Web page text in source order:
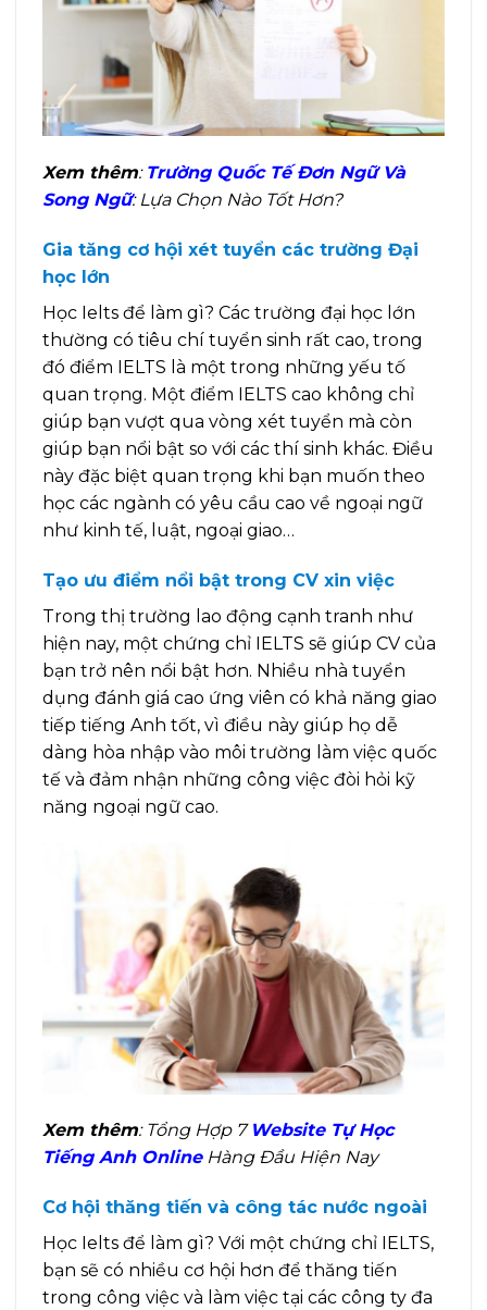
Xem thêm: Trường Quốc Tế Đơn Ngữ Và
Song Ngữ: Lựa Chọn Nào Tốt Hơn?
Gia tăng cơ hội xét tuyển các trường Đại
học lớn
Học Ielts để làm gì? Các trường đại học lớn
thường có tiêu chí tuyển sinh rất cao, trong
đó điểm IELTS là một trong những yếu tố
quan trọng. Một điểm IELTS cao không chỉ
giúp bạn vượt qua vòng xét tuyển mà còn
giúp bạn nổi bật so với các thí sinh khác. Điều
này đặc biệt quan trọng khi bạn muốn theo
học các ngành có yêu cầu cao về ngoại ngữ
như kinh tế, luật, ngoại giao…
Tạo ưu điểm nổi bật trong CV xin việc
Trong thị trường lao động cạnh tranh như
hiện nay, một chứng chỉ IELTS sẽ giúp CV của
bạn trở nên nổi bật hơn. Nhiều nhà tuyển
dụng đánh giá cao ứng viên có khả năng giao
tiếp tiếng Anh tốt, vì điều này giúp họ dễ
dàng hòa nhập vào môi trường làm việc quốc
tế và đảm nhận những công việc đòi hỏi kỹ
năng ngoại ngữ cao.
Xem thêm: Tổng Hợp 7 Website Tự Học
Tiếng Anh OnlineHàng Đầu Hiện Nay
Cơ hội thăng tiến và công tác nước ngoài
Học Ielts để làm gì? Với một chứng chỉ IELTS,
bạn sẽ có nhiều cơ hội hơn để thăng tiến
trong công việc và làm việc tại các công ty đa